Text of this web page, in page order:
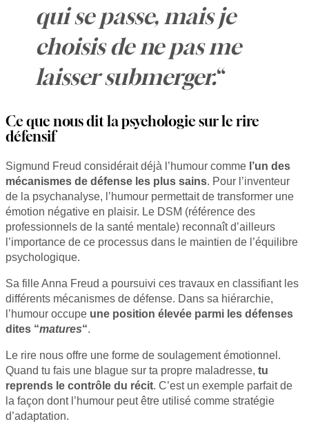
qui se passe, mais je
choisis de ne pas me
laisser submerger.“
Ce que nous dit la psychologie sur le rire
défensif
Sigmund Freud considérait déjà l’humour comme l’un des
mécanismes de défense les plus sains. Pour l’inventeur
de la psychanalyse, l’humour permettait de transformer une
émotion négative en plaisir. Le DSM (référence des
professionnels de la santé mentale) reconnaît d’ailleurs
l’importance de ce processus dans le maintien de l’équilibre
psychologique.
Sa fille Anna Freud a poursuivi ces travaux en classifiant les
différents mécanismes de défense. Dans sa hiérarchie,
l’humour occupe une position élevée parmi les défenses
dites “matures“.
Le rire nous offre une forme de soulagement émotionnel.
Quand tu fais une blague sur ta propre maladresse, tu
reprends le contrôle du récit. C’est un exemple parfait de
la façon dont l’humour peut être utilisé comme stratégie
d’adaptation.